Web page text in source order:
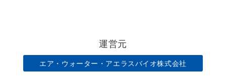
運営元
エア・ウォーター・アエラスバイオ株式会社